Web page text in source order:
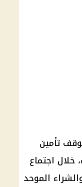
تأمين
خلال اجتماع
الموحد